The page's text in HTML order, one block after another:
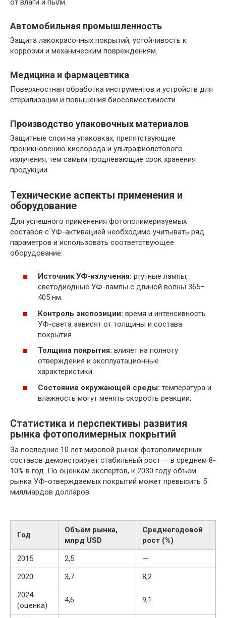
от влаги и пыли.
Автомобильная промышленность
Защита лакокрасочных покрытий, устойчивость к
коррозии и механическим повреждениям.
Медицина и фармацевтика
Поверхностная обработка инструментов и устройств для
стерилизации и повышения биосовместимости.
Производство упаковочных материалов
Защитные слои на упаковках, препятствующие
проникновению кислорода и ультрафиолетового
излучения, тем самым продлевающие срок хранения
продукции.
Технические аспекты применения и
оборудование
Для успешного применения фотополимеризуемых
составов с УФ-активацией необходимо учитывать ряд
параметров и использовать соответствующее
оборудование:
Источник УФ-излучения: ртутные лампы,
светодиодные УФ-лампы с длиной волны 365–
405 нм.
Контроль экспозиции: время и интенсивность
УФ-света зависят от толщины и состава
покрытия.
Толщина покрытия: влияет на полноту
отверждения и эксплуатационные
характеристики.
Состояние окружающей среды: температура и
влажность могут менять скорость реакции.
Статистика и перспективы развития
рынка фотополимерных покрытий
За последние 10 лет мировой рынок фотополимерных
составов демонстрирует стабильный рост — в среднем 8-
10% в год. По оценкам экспертов, к 2030 году объём
рынка УФ-отверждаемых покрытий может превысить 5
миллиардов долларов.
Год
Объём рынка,
млрд USD
Среднегодовой
рост (%)
2015
2,5
—
2020
3,7
8,2
2024
(оценка)
4,6 9,1